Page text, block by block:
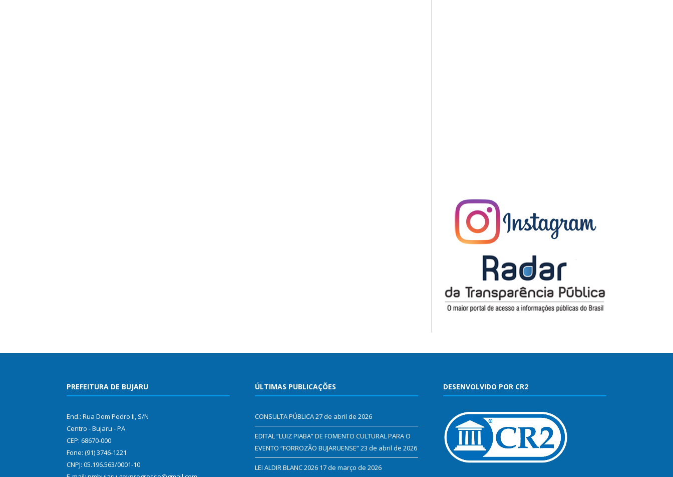
PREFEITURA DE BUJARU
End.: Rua Dom Pedro II, S/N
Centro - Bujaru - PA
CEP: 68670-000
Fone: (91) 3746-1221
CNPJ: 05.196.563/0001-10
ÚLTIMAS PUBLICAÇÕES
CONSULTA PÚBLICA27 de abril de 2026
EDITAL “LUIZ PIABA” DE FOMENTO CULTURAL PARA O
EVENTO “FORROZÃO BUJARUENSE”23 de abril de 2026
LEI ALDIR BLANC 2026 17 de março de 2026
DESENVOLVIDO POR CR2